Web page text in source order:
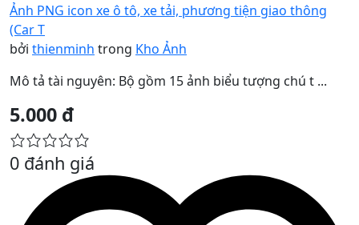
Ảnh PNG icon xe ô tô, xe tải, phương tiện giao thông
(Car T
bởi thienminh trong Kho Ảnh
Mô tả tài nguyên: Bộ gồm 15 ảnh biểu tượng chú t ...
5.000 đ
0 đánh giá